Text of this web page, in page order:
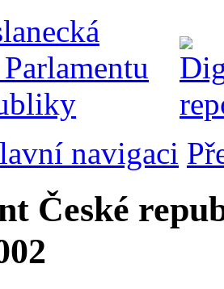
navigaci
České